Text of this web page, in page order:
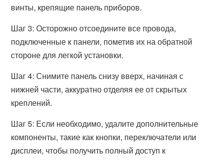
винты, крепящие панель приборов.
Шаг 3: Осторожно отсоедините все провода,
подключенные к панели, пометив их на обратной
стороне для легкой установки.
Шаг 4: Снимите панель снизу вверх, начиная с
нижней части, аккуратно отделяя ее от скрытых
креплений.
Шаг 5: Если необходимо, удалите дополнительные
компоненты, такие как кнопки, переключатели или
дисплеи, чтобы получить полный доступ к